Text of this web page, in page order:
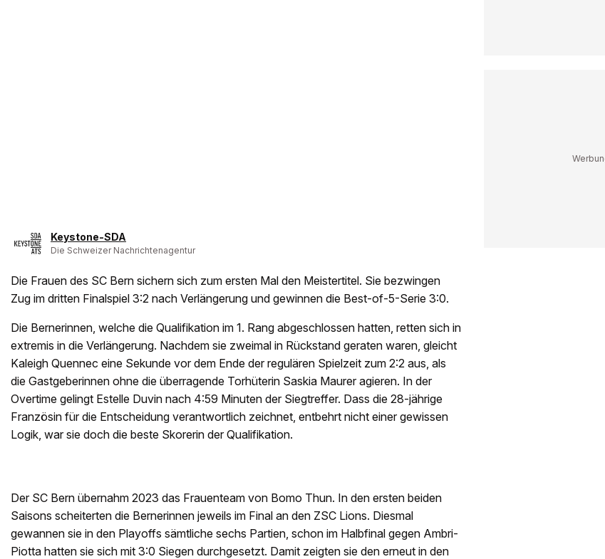
Keystone-SDA
Die Schweizer Nachrichtenagentur
Die Frauen des SC Bern sichern sich zum ersten Mal den Meistertitel. Sie bezwingen
Zug im dritten Finalspiel 3:2 nach Verlängerung und gewinnen die Best-of-5-Serie 3:0.
Die Bernerinnen, welche die Qualifikation im 1. Rang abgeschlossen hatten, retten sich in
extremis in die Verlängerung. Nachdem sie zweimal in Rückstand geraten waren, gleicht
Kaleigh Quennec eine Sekunde vor dem Ende der regulären Spielzeit zum 2:2 aus, als
die Gastgeberinnen ohne die überragende Torhüterin Saskia Maurer agieren. In der
Overtime gelingt Estelle Duvin nach 4:59 Minuten der Siegtreffer. Dass die 28-jährige
Französin für die Entscheidung verantwortlich zeichnet, entbehrt nicht einer gewissen
Logik, war sie doch die beste Skorerin der Qualifikation.
Der SC Bern übernahm 2023 das Frauenteam von Bomo Thun. In den ersten beiden
Saisons scheiterten die Bernerinnen jeweils im Final an den ZSC Lions. Diesmal
gewannen sie in den Playoffs sämtliche sechs Partien, schon im Halbfinal gegen Ambri-
Piotta hatten sie sich mit 3:0 Siegen durchgesetzt. Damit zeigten sie den erneut in den